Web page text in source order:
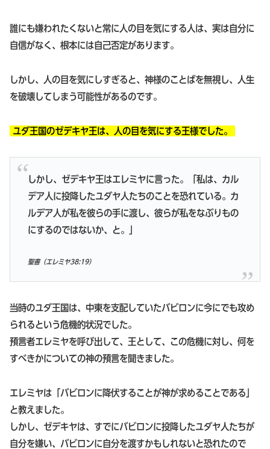
誰にも嫌われたくないと常に人の目を気にする人は、実は自分に
自信がなく、根本には自己否定があります。
しかし、人の目を気にしすぎると、神様のことばを無視し、人生
を破壊してしまう可能性があるのです。
ユダ王国のゼデキヤ王は、人の目を気にする王様でした。
しかし、ゼデキヤ王はエレミヤに言った。「私は、カル
デア人に投降したユダヤ人たちのことを恐れている。カ
ルデア人が私を彼らの手に渡し、彼らが私をなぶりもの
にするのではないか、と。」
聖書（エレミヤ38:19）
当時のユダ王国は、中東を支配していたバビロンに今にでも攻め
られるという危機的状況でした。
預言者エレミヤを呼び出して、王として、この危機に対し、何を
すべきかについての神の預言を聞きました。
エレミヤは「バビロンに降伏することが神が求めることである」
と教えました。
しかし、ゼデキヤは、すでにバビロンに投降したユダヤ人たちが
自分を嫌い、バビロンに自分を渡すかもしれないと恐れたので